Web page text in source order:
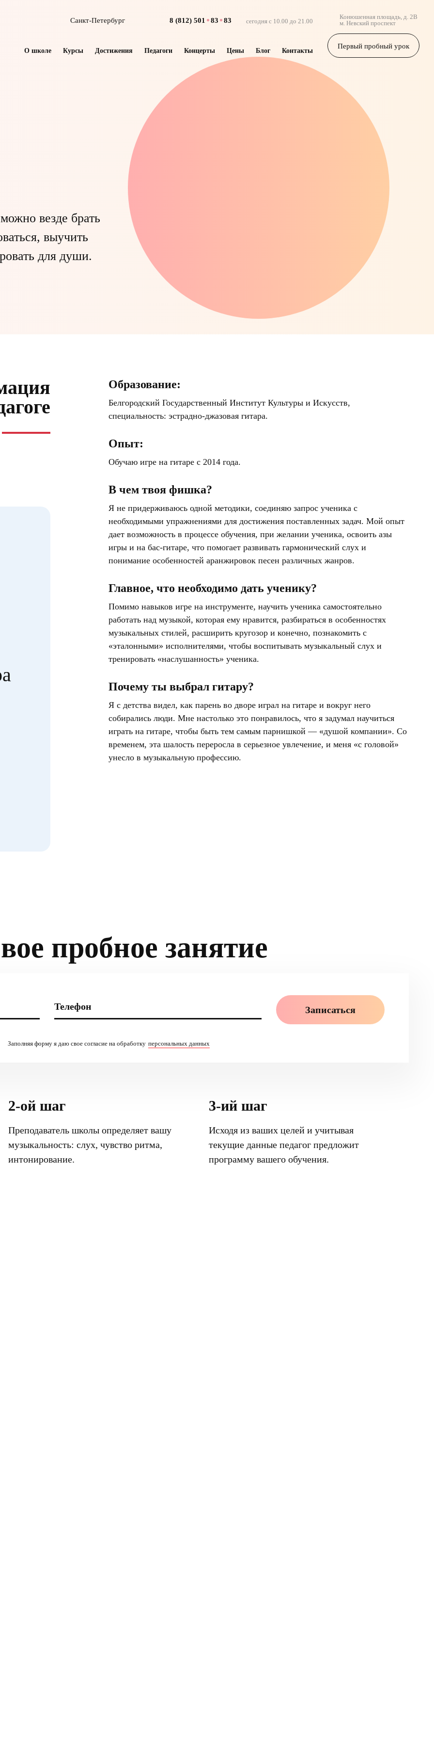
Санкт-Петербург 8 (812) 501 83 83 сегодня с 10.00 до 21.00
О школе Курсы Достижения Педагоги Концерты Цены Блог Контакты
Конюшенная площадь, д. 2B
м. Невский проспект
Первый пробный урок
везде брать
выучить
для души.
Образование:
Белгородский Государственный Институт Культуры и Искусств,
специальность: эстрадно-джазовая гитара.
Опыт:
Обучаю игре на гитаре с 2014 года.
В чем твоя фишка?
Я не придерживаюсь одной методики, соединяю запрос ученика с
необходимыми упражнениями для достижения поставленных задач. Мой опыт
дает возможность в процессе обучения, при желании ученика, освоить азы
игры и на бас-гитаре, что помогает развивать гармонический слух и
понимание особенностей аранжировок песен различных жанров.
Главное, что необходимо дать ученику?
Помимо навыков игре на инструменте, научить ученика самостоятельно
работать над музыкой, которая ему нравится, разбираться в особенностях
музыкальных стилей, расширить кругозор и конечно, познакомить с
«эталонными» исполнителями, чтобы воспитывать музыкальный слух и
тренировать «наслушанность» ученика.
Почему ты выбрал гитару?
Я с детства видел, как парень во дворе играл на гитаре и вокруг него
собирались люди. Мне настолько это понравилось, что я задумал научиться
играть на гитаре, чтобы быть тем самым парнишкой — «душой компании». Со
временем, эта шалость переросла в серьезное увлечение, и меня «с головой»
унесло в музыкальную профессию.
пробное занятие
Записаться
Заполняя форму я даю свое согласие на обработку персональных данных
2-ой шаг
Преподаватель школы определяет вашу
музыкальность: слух, чувство ритма,
интонирование.
3-ий шаг
Исходя из ваших целей и учитывая
текущие данные педагог предложит
программу вашего обучения.